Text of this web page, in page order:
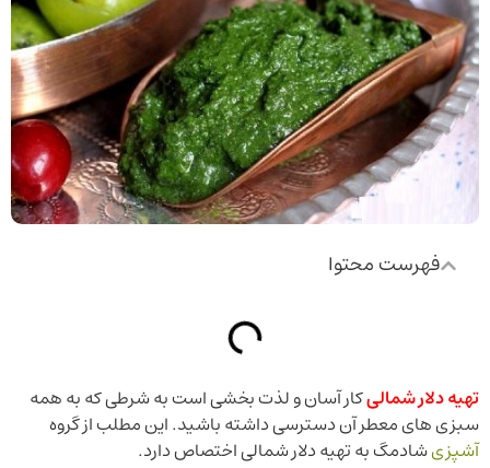
فهرست محتوا
تهیه دلار شمالیکار آسان و لذت بخشی است به شرطی که به همه
سبزی های معطر آن دسترسی داشته باشید. این مطلب از گروه
آشپزیشادمگ به تهیه دلار شمالی اختصاص دارد.